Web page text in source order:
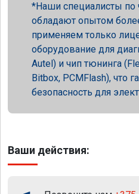
Наши специалисты по
обладают опытом
применяем только
оборудование для
Autel) и чип тюнинга
Bitbox, PCMFlash), что
безопасность для
Ваши действия: